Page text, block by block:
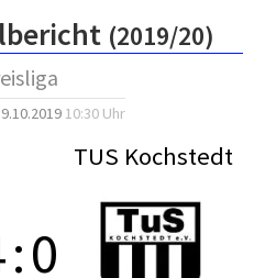
(2019/20)
10:30 Uhr
TUS Kochstedt
:0